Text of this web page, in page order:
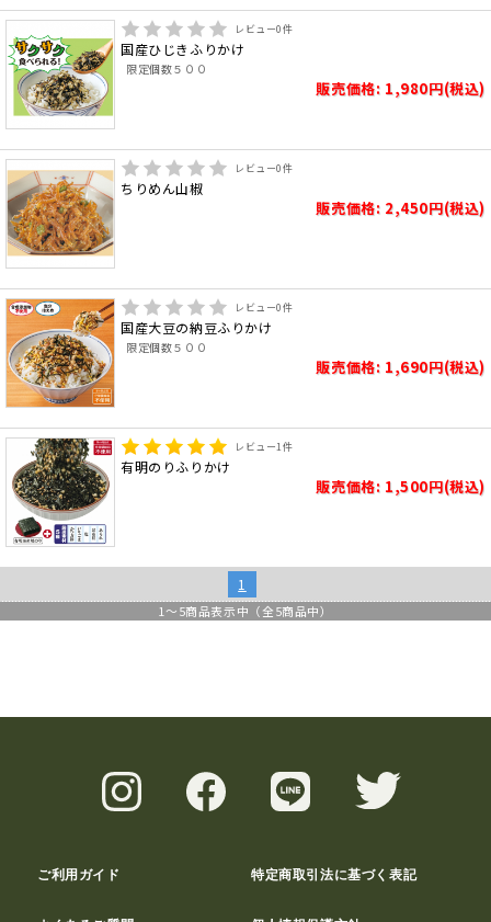
レビュー0件
国産ひじきふりかけ
限定個数５００
販売価格: 1,980円(税込)
レビュー0件
ちりめん山椒
販売価格: 2,450円(税込)
レビュー0件
国産大豆の納豆ふりかけ
限定個数５００
販売価格: 1,690円(税込)
レビュー1件
有明のりふりかけ
販売価格: 1,500円(税込)
1
1 ～5商品表示中（全5商品中）
ご利用ガイド 特定商取引法に基づく表記